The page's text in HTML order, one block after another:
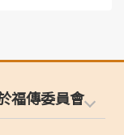
福傳委員會